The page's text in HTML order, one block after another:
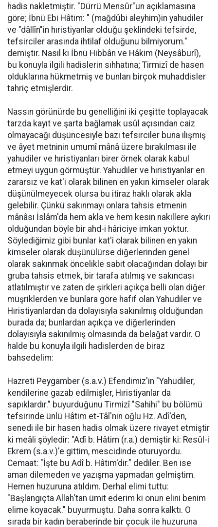
hadis nakletmiştir. "Dürrü Mensûr"un açıklamasına
göre; İbnü Ebi Hâtim: " (mağdûbi aleyhim)in yahudiler
ve "dâllîn"in hıristiyanlar olduğu şeklindeki tefsirde,
tefsirciler arasında ihtilaf olduğunu bilmiyorum."
demiştir. Nasıl ki İbnü Hibbân ve Hâkim (Neysâburî),
bu konuyla ilgili hadislerin sıhhatına; Tirmizî de hasen
olduklarına hükmetmiş ve bunları birçok muhaddisler
tahriç etmişlerdir.
Nassın görünürde bu genelliğini iki çeşitte toplayacak
tarzda kayıt ve şarta bağlamak usûl açısından caiz
olmayacağı düşüncesiyle bazı tefsirciler buna ilişmiş
ve âyet metninin umumî mânâ üzere bırakılması ile
yahudiler ve hıristiyanları birer örnek olarak kabul
etmeyi uygun görmüştür. Yahudiler ve hıristiyanlar en
zararsız ve kat'i olarak bilinen en yakın kimseler olarak
düşünülmeyecek olursa bu itiraz haklı olarak akla
gelebilir. Çünkü sakınmayı onlara tahsis etmenin
mânâsı İslâm'da hem akla ve hem kesin nakillere aykırı
olduğundan böyle bir ahd-i hâriciye imkan yoktur.
Söylediğimiz gibi bunlar kat'i olarak bilinen en yakın
kimseler olarak düşünülürse diğerlerinden genel
olarak sakınmak öncelikle sabit olacağından dolayı bir
gruba tahsis etmek, bir tarafa atılmış ve sakıncası
atlatılmıştır ve zaten de şirkleri açıkça belli olan diğer
müşriklerden ve bunlara göre hafif olan Yahudiler ve
Hıristiyanlardan da dolayısıyla sakınılmış olduğundan
burada da; bunlardan açıkça ve diğerlerinden
dolayısıyla sakınılmış olmasında da belağat vardır. O
halde bu konuyla ilgili hadislerden de biraz
bahsedelim:
Hazreti Peygamber (s.a.v.) Efendimiz'in "Yahudiler,
kendilerine gazab edilmişler, Hıristiyanlar da
sapıklardır." buyurduğunu Tirmizî "Sahihi" bu bölümü
tefsirinde ünlü Hâtim et-Tâî'nin oğlu Hz. Adî'den,
senedi ile bir hasen hadis olmak üzere rivayet etmiştir
ki meâli şöyledir: "Adî b. Hâtim (r.a.) demiştir ki: Resûl-i
Ekrem (s.a.v.)'e gittim, mescidinde oturuyordu.
Cemaat: "İşte bu Adî b. Hâtim'dir." dediler. Ben ise
aman dilemeden ve yazışma yapmadan gelmiştim.
Hemen huzuruna atıldım. Derhal elimi tuttu:
"Başlangıçta Allah'tan ümit ederim ki onun elini benim
elime koyacak." buyurmuştu. Daha sonra kalktı. O
sırada bir kadın beraberinde bir çocuk ile huzuruna